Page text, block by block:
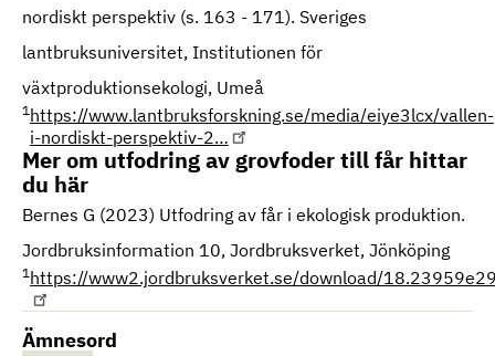
nordiskt perspektiv (s. 163 - 171). Sveriges
lantbruksuniversitet, Institutionen för
växtproduktionsekologi, Umeå
1 https://www.lantbruksforskning.se/media/eiye3lcx/vallen-
i-nordiskt-perspektiv-2…
Mer om utfodring av grovfoder till får hittar
du här
Bernes G (2023) Utfodring av får i ekologisk produktion.
Jordbruksinformation 10, Jordbruksverket, Jönköping
1 https://www2.jordbruksverket.se/download/
Ämnesord